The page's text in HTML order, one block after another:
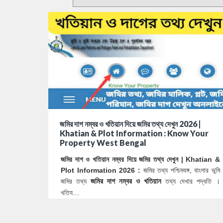
জমির দাগ নম্বর ও খতিয়ান দিয়ে জমির তথ্য দেখুন 2026 |
Khatian & Plot Information : Know Your
Property West Bengal
জমির দাগ ও খতিয়ান নম্বর দিয়ে জমির তথ্য দেখুন | Khatian &
Plot Information 2026 : জমির তথ্য পশ্চিমবঙ্গ, বাংলার ভূমি
জমির তথ্য জমির দাগ নম্বর ও খতিয়ানতথ্য দেখার পদ্ধতি ।
খতিয…